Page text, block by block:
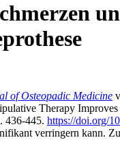
of Osteopadic Medicine
Therapy
436-445. https://doi.org/
verringern kann.